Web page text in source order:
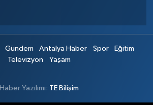
Gündem Antalya Haber Spor
Eğitim
Televizyon
Yaşam
Haber Yazılımı: TE Bilişim